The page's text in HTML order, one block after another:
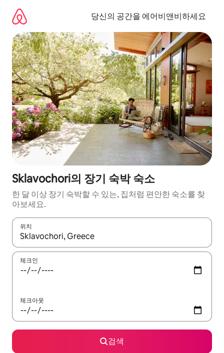
당신의 공간을 에어비앤비하세요
Sklavochori의 장기 숙박 숙소
한 달 이상 장기 숙박할 수 있는, 집처럼 편안한 숙소를 찾
아보세요.
위치
결과가 나오면 위·아래 화살표 키를 사용하거나 터치 또는 스와이
체크인
체크아웃
검색